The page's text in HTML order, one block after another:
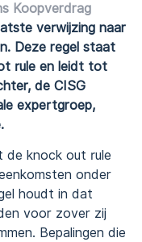
Koopverdrag
verwijzing naar
Deze regel staat
rule en leidt tot
de CISG
expertgroep,
de knock out rule
onder
houdt in dat
voor zover zij
Bepalingen die